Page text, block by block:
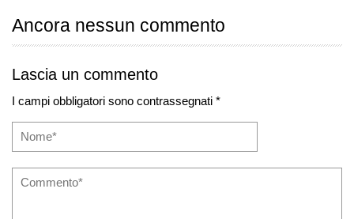
Ancora nessun commento
Lascia un commento
I campi obbligatori sono contrassegnati *